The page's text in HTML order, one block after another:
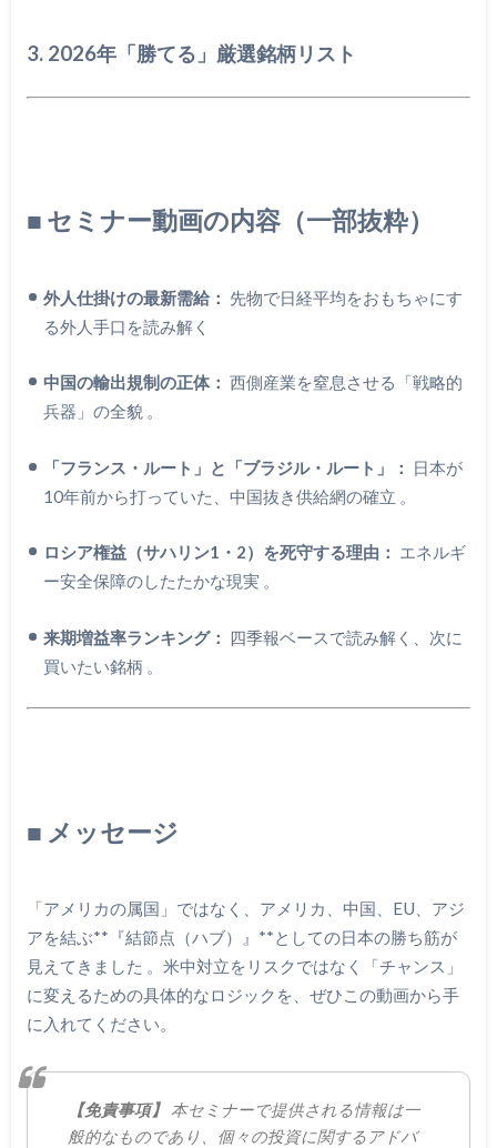
3. 2026年「勝てる」厳選銘柄リスト
■ セミナー動画の内容（一部抜粋）
外人仕掛けの最新需給： 先物で日経平均をおもちゃにす
る外人手口を読み解く
中国の輸出規制の正体： 西側産業を窒息させる「戦略的
兵器」の全貌 。
「フランス・ルート」と「ブラジル・ルート」：
日本が
10年前から打っていた、中国抜き供給網の確立 。
ロシア権益（サハリン1・2）を死守する理由： エネルギ
ー安全保障のしたたかな現実 。
来期増益率ランキング： 四季報ベースで読み解く、次に
買いたい銘柄 。
■ メッセージ
「アメリカの属国」ではなく、アメリカ、中国、EU、アジ
アを結ぶ**『結節点（ハブ）』**としての日本の勝ち筋が
見えてきました 。米中対立をリスクではなく「チャンス」
に変えるための具体的なロジックを、ぜひこの動画から手
に入れてください。
【免責事項】 本セミナーで提供される情報は一
般的なものであり、個々の投資に関するアドバ